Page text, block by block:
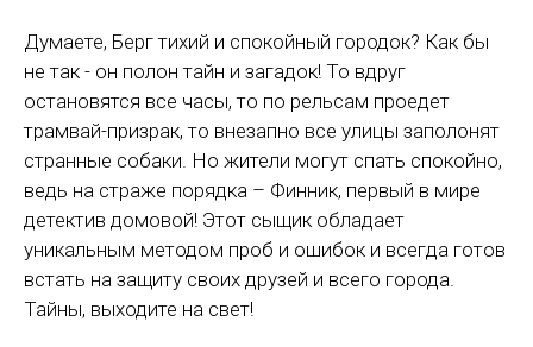
Думаете, Берг тихий и спокойный городок? Как бы
не так - он полон тайн и загадок! То вдруг
остановятся все часы, то по рельсам проедет
трамвай-призрак, то внезапно все улицы заполонят
странные собаки. Но жители могут спать спокойно,
ведь на страже порядка – Финник, первый в мире
детектив домовой! Этот сыщик обладает
уникальным методом проб и ошибок и всегда готов
встать на защиту своих друзей и всего города.
Тайны, выходите на свет!